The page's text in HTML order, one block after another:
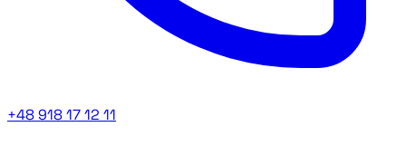
+48 918 17 12 11